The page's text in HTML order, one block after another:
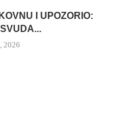
I UPOZORIO:
2026